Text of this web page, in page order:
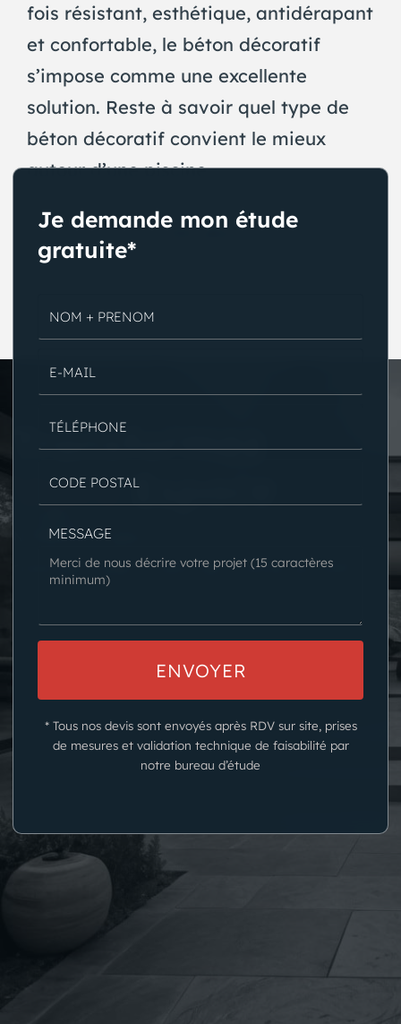
fois résistant, esthétique, antidérapant
et confortable, le béton décoratif
s’impose comme une excellente
solution. Reste à savoir quel type de
béton décoratif convient le mieux
autour d’une piscine.
Voir plus
Transformez
VotreEspace
N'hésitez pas à nous consulter pour
réaliser une étude de votre projet.
Je demande mon étude
gratuite*
MESSAGE
* Tous nos devis sont envoyés après RDV sur site, prises
de mesures et validation technique de faisabilité par
notre bureau d’étude